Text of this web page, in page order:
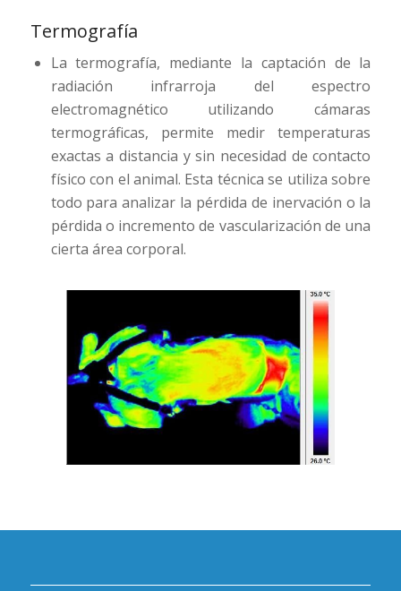
Termografía
La termografía, mediante la captación de la
radiación infrarroja del espectro
electromagnético utilizando cámaras
termográficas, permite medir temperaturas
exactas a distancia y sin necesidad de contacto
físico con el animal. Esta técnica se utiliza sobre
todo para analizar la pérdida de inervación o la
pérdida o incremento de vascularización de una
cierta área corporal.